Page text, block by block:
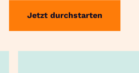
Jetzt durchstarten